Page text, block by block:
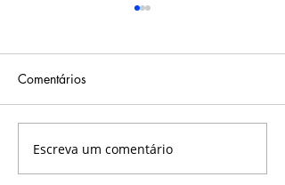
Letícia Vidal -
Coordenadora
Comentários
Escreva um comentário